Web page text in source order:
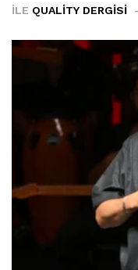
İLE QUALITY DERGISI